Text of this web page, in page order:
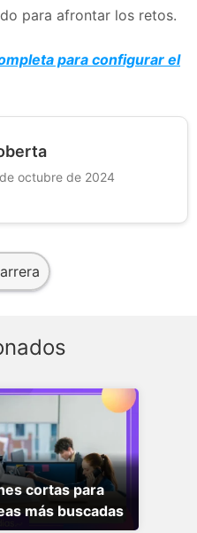
para afrontar los retos.
para configurar el
octubre de 2024
cortas para
más buscadas